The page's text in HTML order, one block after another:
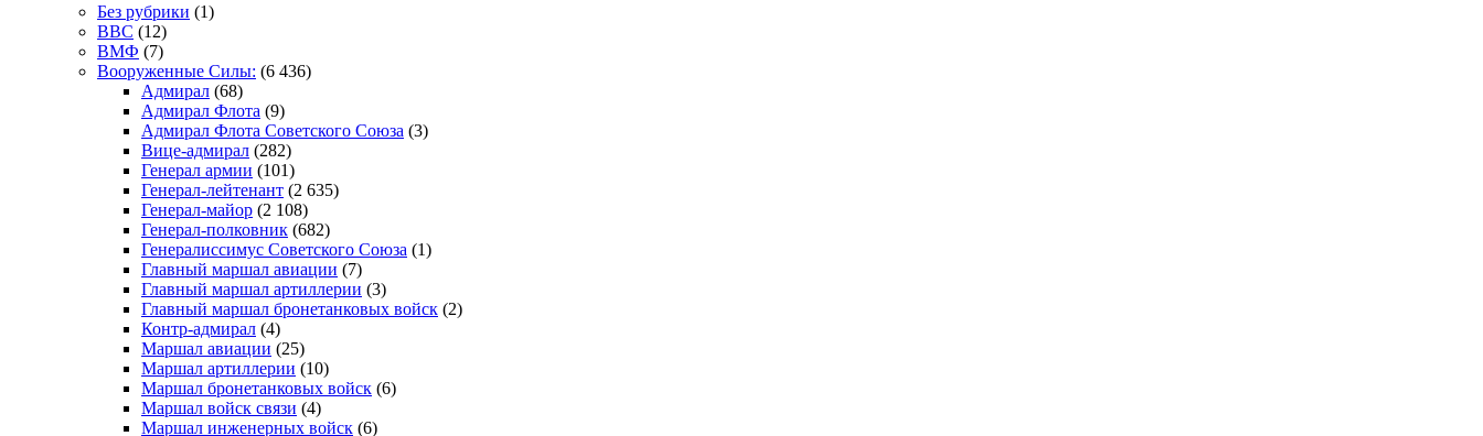
Без рубрики (1)
ВВС (12)
ВМФ (7)
Вооруженные Силы: (6 436)
Адмирал (68)
Адмирал Флота (9)
Адмирал Флота Советского Союза (3)
Вице-адмирал (282)
Генерал армии (101)
Генерал-лейтенант (2 635)
Генерал-майор (2 108)
Генерал-полковник (682)
Генералиссимус Советского Союза (1)
Главный маршал авиации (7)
Главный маршал артиллерии (3)
Главный маршал бронетанковых войск (2)
Контр-адмирал (4)
Маршал авиации (25)
Маршал артиллерии (10)
Маршал бронетанковых войск (6)
Маршал войск связи (4)
Маршал инженерных войск (6)